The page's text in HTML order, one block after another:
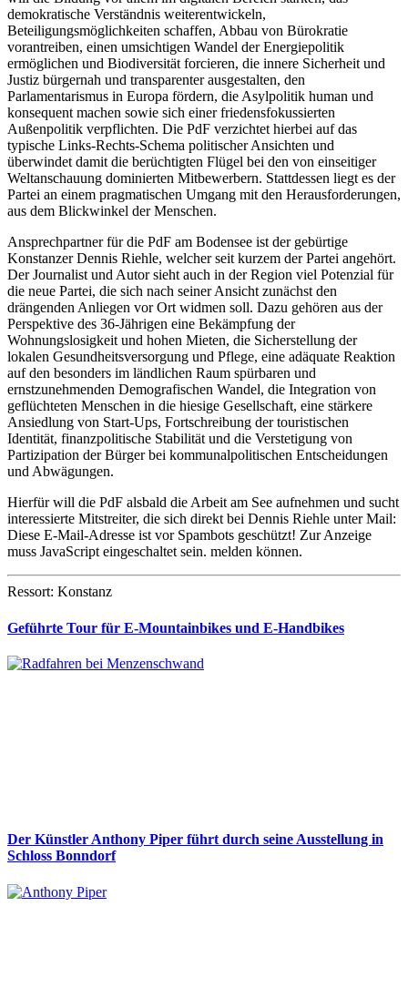
demokratische Verständnis weiterentwickeln,
Beteiligungsmöglichkeiten schaffen, Abbau von Bürokratie
vorantreiben, einen umsichtigen Wandel der Energiepolitik
ermöglichen und Biodiversität forcieren, die innere Sicherheit und
Justiz bürgernah und transparenter ausgestalten, den
Parlamentarismus in Europa fördern, die Asylpolitik human und
konsequent machen sowie sich einer friedensfokussierten
Außenpolitik verpflichten. Die PdF verzichtet hierbei auf das
typische Links-Rechts-Schema politischer Ansichten und
überwindet damit die berüchtigten Flügel bei den von einseitiger
Weltanschauung dominierten Mitbewerbern. Stattdessen liegt es der
Partei an einem pragmatischen Umgang mit den Herausforderungen,
aus dem Blickwinkel der Menschen.
Ansprechpartner für die PdF am Bodensee ist der gebürtige
Konstanzer Dennis Riehle, welcher seit kurzem der Partei angehört.
Der Journalist und Autor sieht auch in der Region viel Potenzial für
die neue Partei, die sich nach seiner Ansicht zunächst den
drängenden Anliegen vor Ort widmen soll. Dazu gehören aus der
Perspektive des 36-Jährigen eine Bekämpfung der
Wohnungslosigkeit und hohen Mieten, die Sicherstellung der
lokalen Gesundheitsversorgung und Pflege, eine adäquate Reaktion
auf den besonders im ländlichen Raum spürbaren und
ernstzunehmenden Demografischen Wandel, die Integration von
geflüchteten Menschen in die hiesige Gesellschaft, eine stärkere
Ansiedlung von Start-Ups, Fortschreibung der touristischen
Identität, finanzpolitische Stabilität und die Verstetigung von
Partizipation der Bürger bei kommunalpolitischen Entscheidungen
und Abwägungen.
Hierfür will die PdF alsbald die Arbeit am See aufnehmen und sucht
interessierte Mitstreiter, die sich direkt bei Dennis Riehle unter Mail:
Diese E-Mail-Adresse ist vor Spambots geschützt! Zur Anzeige
muss JavaScript eingeschaltet sein. melden können.
Ressort: Konstanz
Geführte Tour für E-Mountainbikes und E-Handbikes
Der Künstler Anthony Piper führt durch seine Ausstellung in
Schloss Bonndorf